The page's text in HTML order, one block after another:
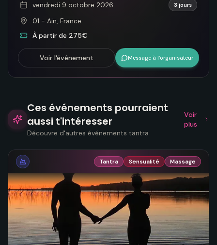
vendredi 9 octobre 2026 3 jours
01 - Ain, France
À partir de 275€
Voir l'événement Message à l’organisateur
Ces événements pourraient
aussi t'intéresser
Découvre d'autres événements tantra
Voir
plus
Tantra Sensualité Massage